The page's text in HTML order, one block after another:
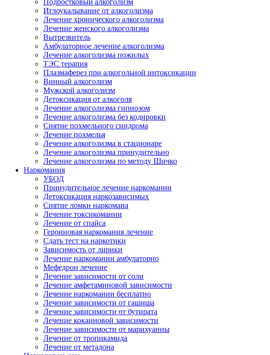
Подростковый алкоголизм
Иглоукалывание от алкоголизма
Лечение хронического алкоголизма
Лечение женского алкоголизма
Вытрезвитель
Амбулаторное лечение алкоголизма
Лечение алкоголизма пожилых
ТЭС терапия
Плазмаферез при алкогольной интоксикации
Винный алкоголизм
Мужской алкоголизм
Детоксикация от алкоголя
Лечение алкоголизма гипнозом
Лечение алкоголизма без кодировки
Снятие похмельного синдрома
Лечение похмелья
Лечение алкоголизма в стационаре
Лечение алкоголизма принудительно
Лечение алкоголизма по методу Шичко
Наркомания
УБОД
Принудительное лечение наркомании
Детоксикация наркозависимых
Снятие ломки наркомана
Лечение токсикомании
Лечение от спайса
Героиновая наркомания лечение
Сдать тест на наркотики
Зависимость от лирики
Лечение наркомании амбулаторно
Мефедрон лечение
Лечение зависимости от соли
Лечение амфетаминовой зависимости
Лечение наркомании бесплатно
Лечение зависимости от гашиша
Лечение зависимости от бутирата
Лечение кокаиновой зависимости
Лечение зависимости от марихуанны
Лечение от тропикамида
Лечение от метадона